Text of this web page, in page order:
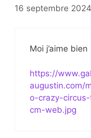
16 septembre
Moi j’aime bien
https://
augustin.com/
o-crazy-
cm-web.jpg